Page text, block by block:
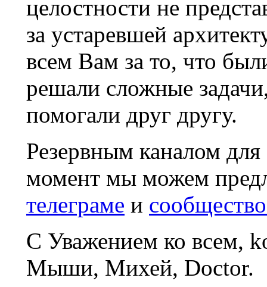
целостности не
за устаревшей
всем Вам за то, что
решали сложные
помогали друг другу.
Резервным каналом
момент мы можем
телеграме и
С Уважением ко всем,
Мыши, Михей, Doctor.